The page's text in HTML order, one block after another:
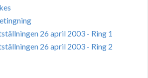
26 april 2003 - Ring 1
26 april 2003 - Ring 2